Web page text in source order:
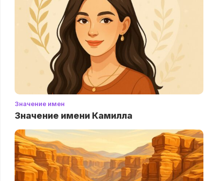
Значение имен
Значение имени Камилла